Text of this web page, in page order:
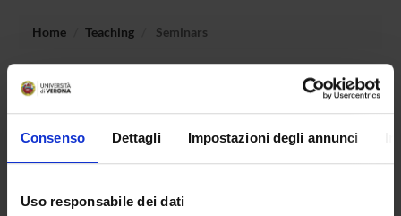
Consenso Dettagli Impostazioni degli annunci
Uso responsabile dei dati
Home Teaching Seminars
No recent seminar found relating to teaching Legal